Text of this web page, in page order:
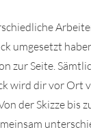
umgesetzt
zur Seite.
wird dir vor Ort
der Skizze bis